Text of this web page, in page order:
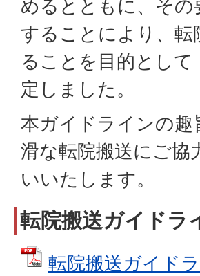
めるとともに、そ
することにより、転
ることを目的とし
定しました。
本ガイドラインの趣
滑な転院搬送にご協
いいたします。
転院搬送ガイドラ
転院搬送ガイド